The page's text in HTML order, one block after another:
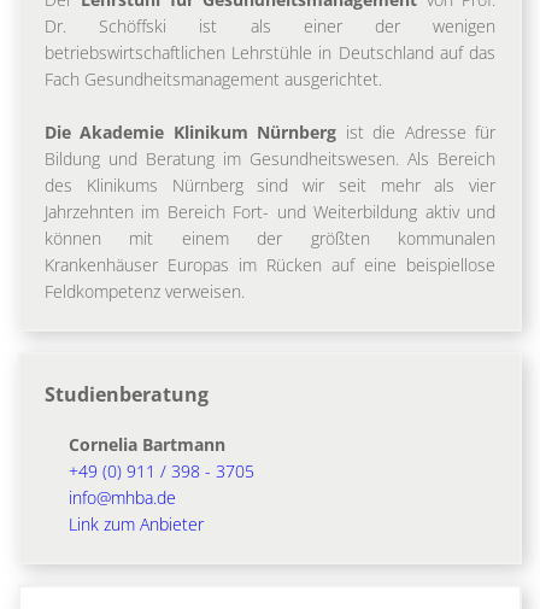
Dr. Schöffski ist als einer der wenigen
betriebswirtschaftlichen Lehrstühle in Deutschland auf das
Fach Gesundheitsmanagement ausgerichtet.
Die Akademie Klinikum Nürnberg ist die Adresse für
Bildung und Beratung im Gesundheitswesen. Als Bereich
des Klinikums Nürnberg sind wir seit mehr als vier
Jahrzehnten im Bereich Fort- und Weiterbildung aktiv und
können mit einem der größten kommunalen
Krankenhäuser Europas im Rücken auf eine beispiellose
Feldkompetenz verweisen.
Studienberatung
Cornelia Bartmann
+49 (0) 911 / 398 - 3705
info@mhba.de
Link zum Anbieter